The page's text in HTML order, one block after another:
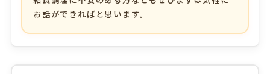
お話ができればと思います。